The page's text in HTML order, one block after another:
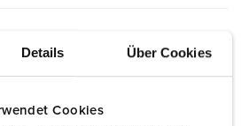
Details Über Cookies
Cookies